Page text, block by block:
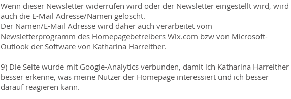
Wenn dieser Newsletter widerrufen wird oder der Newsletter eingestellt wird, wird
auch die E-Mail Adresse/Namen gelöscht.
Der Namen/E-Mail Adresse wird daher auch verarbeitet vom
Newsletterprogramm des Homepagebetreibers Wix.com bzw von Microsoft-
Outlook der Software von Katharina Harreither.
9) Die Seite wurde mit Google-Analytics verbunden, damit ich Katharina Harreither
besser erkenne, was meine Nutzer der Homepage interessiert und ich besser
darauf reagieren kann.